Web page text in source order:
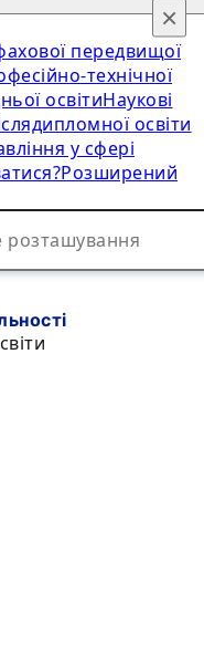
передвищої
технічної
освітиНаукові
освіти
у сфері
Розширений
×